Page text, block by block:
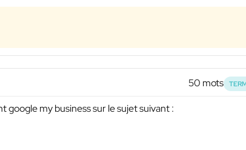
50 mots
my business sur le sujet suivant :